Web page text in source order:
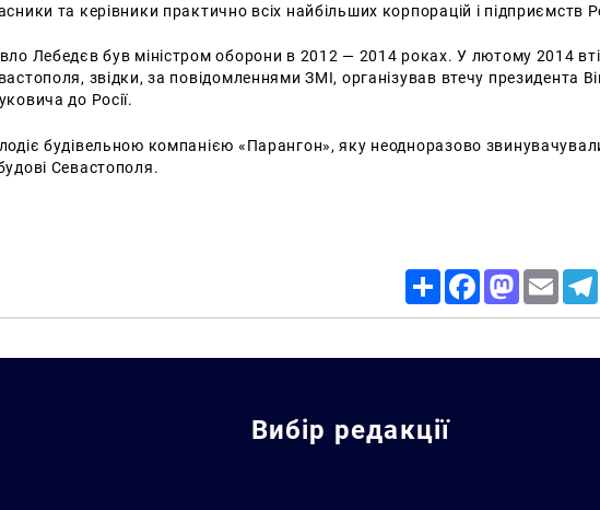
та керівники практично всіх найбільших корпорацій і підприємств
Лебедєв був міністром оборони в 2012 — 2014 роках.У лютому 2014
звідки, за повідомленнями ЗМІ, організував втечу президента
до Росії.
будівельною компанією «Парангон», яку неодноразово
Севастополя.
Share FacebookMastodon
Email
Вибір редакції